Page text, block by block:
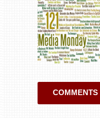
COMMENTS